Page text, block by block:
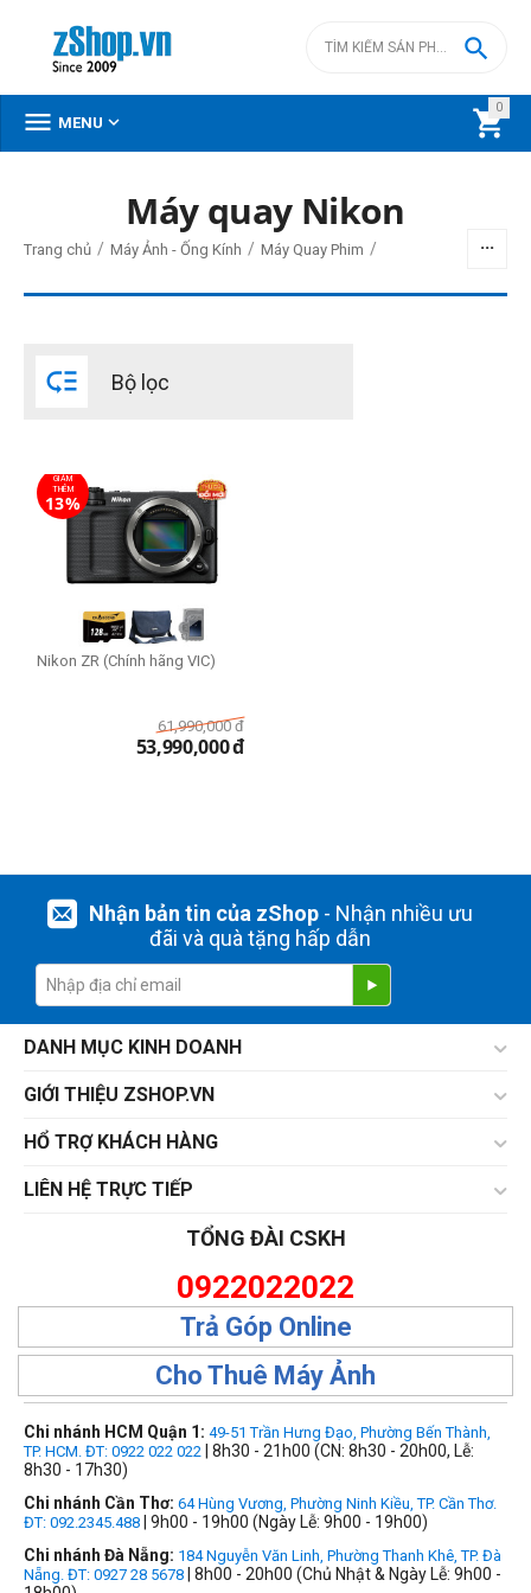
0


 MENU 
Chuyên nghiệp
Máy quay Nikon
Trang chủ / Máy Ảnh - Ống Kính / Máy Quay Phim /
 Bộ lọc
GIẢM
THÊM
13%
Nikon ZR (Chính hãng VIC)
61,990,000 đ
53,990,000đ
Nhận bản tin của zShop- Nhận nhiều ưu
đãi và quà tặng hấp dẫn
DANH MỤC KINH DOANH
GIỚI THIỆU ZSHOP.VN
HỔ TRỢ KHÁCH HÀNG
LIÊN HỆ TRỰC TIẾP
TỔNG ĐÀI CSKH
0922022022
Trả Góp Online
Cho Thuê Máy Ảnh
Chi nhánh HCM Quận 1: 49-51 Trần Hưng Đạo, Phường Bến Thành,
TP. HCM. ĐT: 0922 022 022 | 8h30 - 21h00 (CN: 8h30 - 20h00, Lễ:
8h30 - 17h30)
Chi nhánh Cần Thơ: 64 Hùng Vương, Phường Ninh Kiều, TP. Cần Thơ.
ĐT: 092.2345.488 | 9h00 - 19h00 (Ngày Lễ: 9h00 - 19h00)
Chi nhánh Đà Nẵng: 184 Nguyễn Văn Linh, Phường Thanh Khê, TP. Đà
Nẵng. ĐT: 0927 28 5678 | 8h00 - 20h00 (Chủ Nhật & Ngày Lễ: 9h00 -